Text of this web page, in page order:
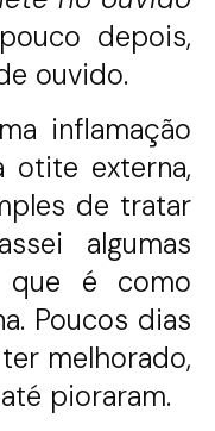
depois,
ouvido.
inflamação
otite externa,
de tratar
algumas
que é como
Poucos dias
melhorado,
pioraram.